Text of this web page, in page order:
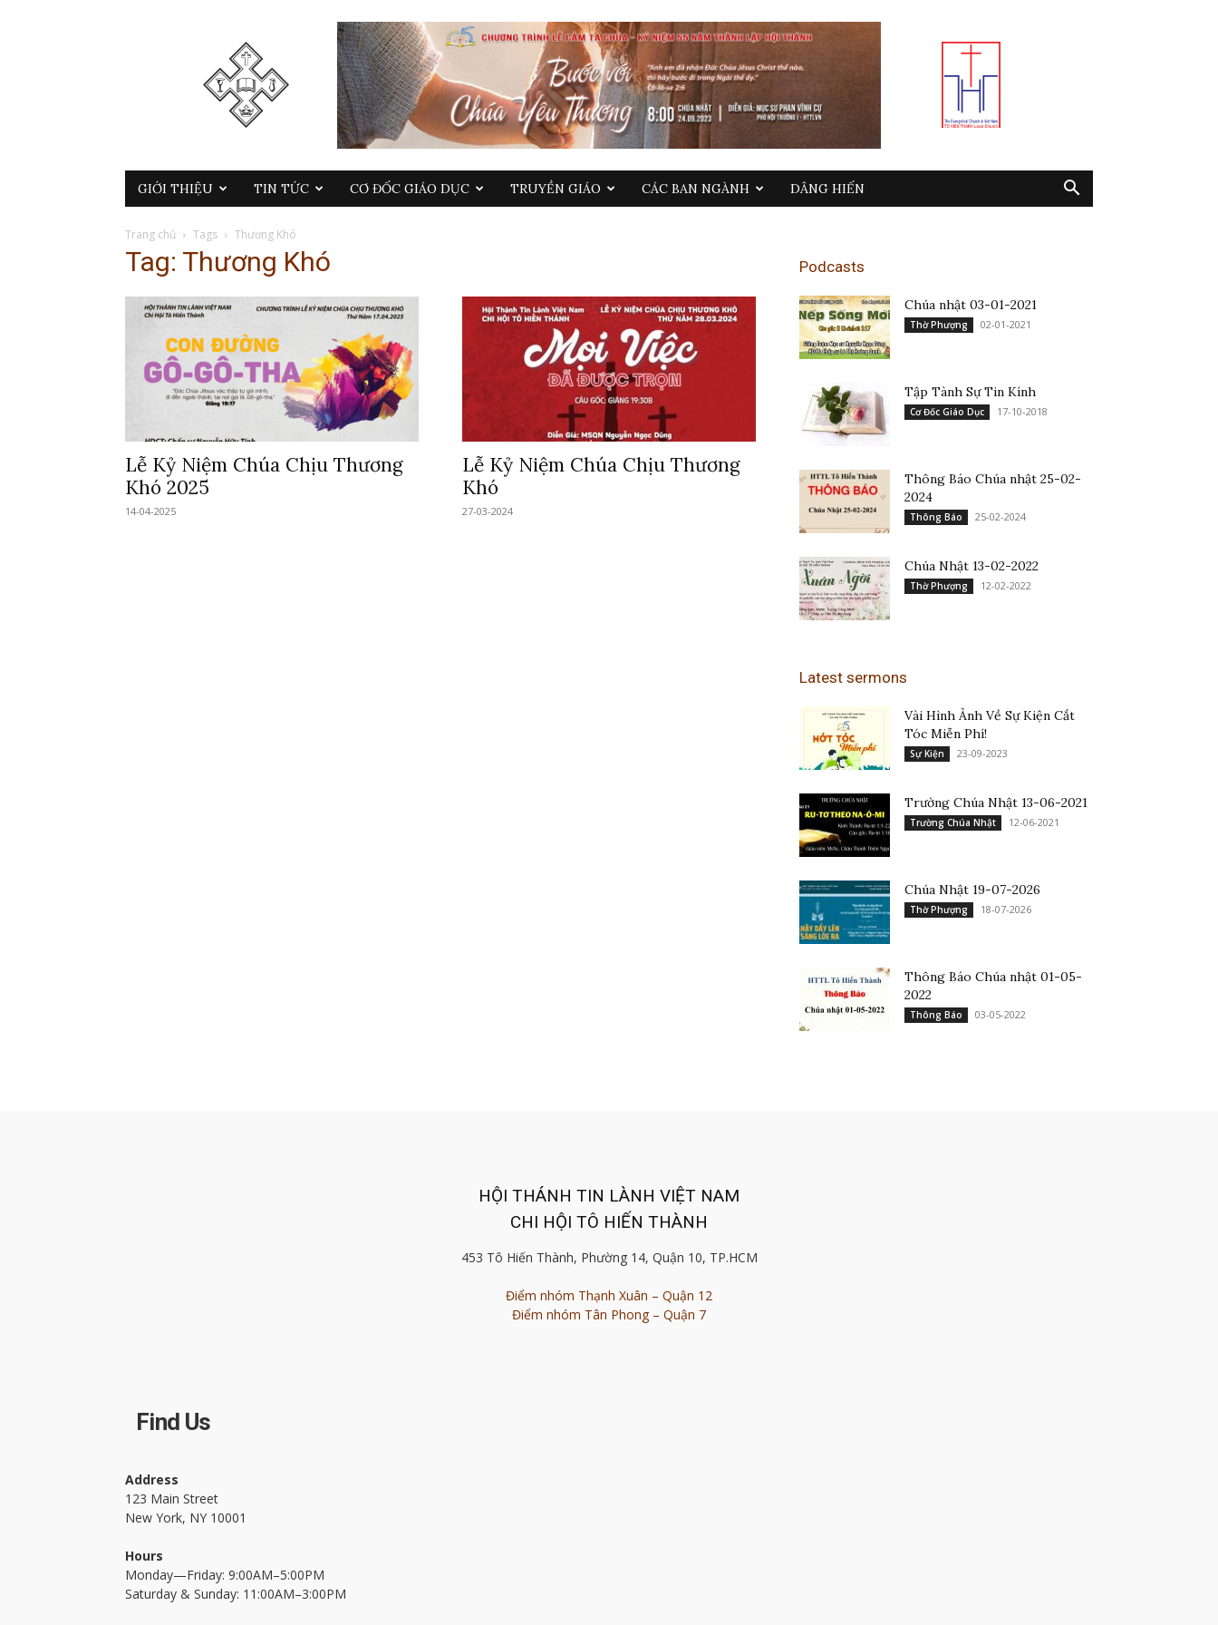
GIỚI THIỆU TIN TỨC CƠ ĐỐC GIÁO DỤC TRUYỀN GIÁO CÁC BAN NGÀNH DÂNG HIẾN
Trang chủ Tags Thương Khó
Tag: Thương Khó
Lễ Kỷ Niệm Chúa Chịu Thương
Khó 2025
14-04-2025
Lễ Kỷ Niệm Chúa Chịu Thương
Khó
27-03-2024
Podcasts
Chúa nhật 03-01-2021
Thờ Phượng 02-01-2021
Tập Tành Sự Tin Kính
Cơ Đốc Giáo Dục 17-10-2018
Thông Báo Chúa nhật 25-02-
2024
Thông Báo 25-02-2024
Chúa Nhật 13-02-2022
Thờ Phượng 12-02-2022
Latest sermons
Vài Hình Ảnh Về Sự Kiện Cắt
Tóc Miễn Phí!
Sự Kiện 23-09-2023
Trường Chúa Nhật 13-06-2021
Trường Chúa Nhật 12-06-2021
Chúa Nhật 19-07-2026
Thờ Phượng 18-07-2026
Thông Báo Chúa nhật 01-05-
2022
Thông Báo 03-05-2022
HỘI THÁNH TIN LÀNH VIỆT NAM
CHI HỘI TÔ HIẾN THÀNH
453 Tô Hiến Thành, Phường 14, Quận 10, TP.HCM
Điểm nhóm Thạnh Xuân – Quận 12
Điểm nhóm Tân Phong – Quận 7
Find Us
Address
123 Main Street
New York, NY 10001
Hours
Monday—Friday: 9:00AM–5:00PM
Saturday & Sunday: 11:00AM–3:00PM